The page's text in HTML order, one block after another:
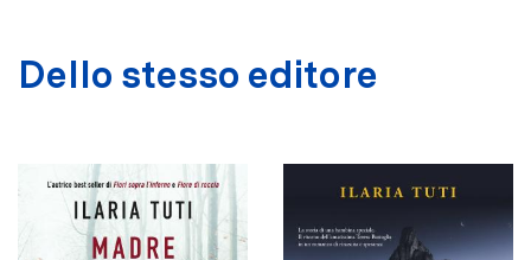
Dello stesso editore